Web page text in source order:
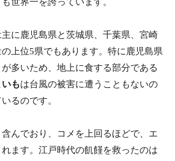
に鹿児島県と茨城県、千葉県、宮崎
上位5県でもあります。特に鹿児島県
多いため、地上に食する部分である
いもは台風の被害に遭うこともないの
るのです。
んでおり、コメを上回るほどで、エ
ます。江戸時代の飢饉を救ったのは